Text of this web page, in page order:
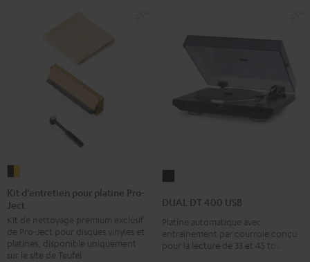
d'entretien
pour
platine
Pro-
Ject
Kit d'entretien pour platine Pro-
Ject
Kit de nettoyage premium exclusif
de Pro-Ject pour disques vinyles et
platines, disponible uniquement
sur le site de Teufel
400
USB
Noir
DUAL DT 400 USB
Platine automatique avec
entrainement par courroie conçu
pour la lecture de 33 et 45 tours